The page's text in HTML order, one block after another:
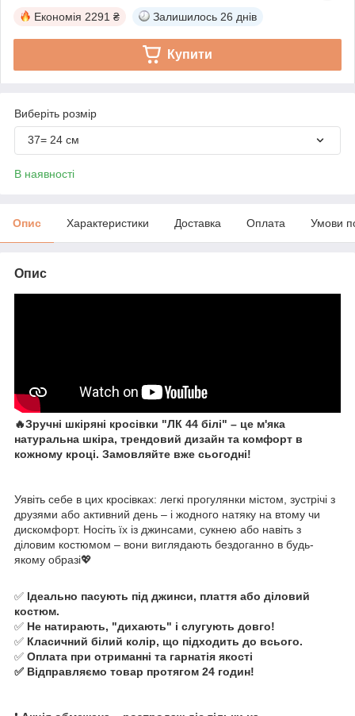
Економія 2291 ₴ Залишилось 26 днів
Купити
Виберіть розмір
37= 24 см
В наявності
Опис Характеристики Доставка Оплата Умови
Опис
🔥Зручні шкіряні кросівки "ЛК 44 білі" – це м'яка
натуральна шкіра, трендовий дизайн та комфорт в
кожному кроці. Замовляйте вже сьогодні!
Уявіть себе в цих кросівках: легкі прогулянки містом, зустрічі з
друзями або активний день – і жодного натяку на втому чи
дискомфорт. Носіть їх із джинсами, сукнею або навіть з
діловим костюмом – вони виглядають бездоганно в будь-
якому образі💖
✅ Ідеально пасують під джинси, плаття або діловий
костюм.
✅ Не натирають, "дихають" і слугують довго!
✅ Класичний білий колір, що підходить до всього.
✅ Оплата при отриманні та гарнатія якості
✅ Відправляємо товар протягом 24 годин!